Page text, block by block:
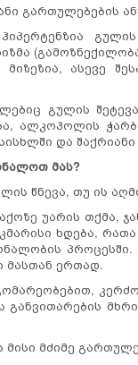
გართულებების
მიზეზია,
გულის
ალკოჰოლის
და შაქრიანი
მას?
წნევა, თუ ის
უარის თქმა,
ხდება,
მასთან ერთად.
განვითარების
მძიმე